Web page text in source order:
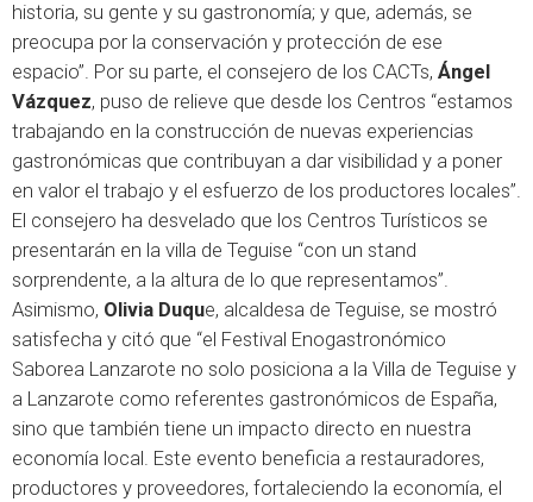
historia, su gente y su gastronomía; y que, además, se
preocupa por la conservación y protección de ese
espacio”. Por su parte, el consejero de los CACTs, Ángel
Vázquez, puso de relieve que desde los Centros “estamos
trabajando en la construcción de nuevas experiencias
gastronómicas que contribuyan a dar visibilidad y a poner
en valor el trabajo y el esfuerzo de los productores locales”.
El consejero ha desvelado que los Centros Turísticos se
presentarán en la villa de Teguise “con un stand
sorprendente, a la altura de lo que representamos”.
Asimismo, Olivia Duque, alcaldesa de Teguise, se mostró
satisfecha y citó que “el Festival Enogastronómico
Saborea Lanzarote no solo posiciona a la Villa de Teguise y
a Lanzarote como referentes gastronómicos de España,
sino que también tiene un impacto directo en nuestra
economía local. Este evento beneficia a restauradores,
productores y proveedores, fortaleciendo la economía, el